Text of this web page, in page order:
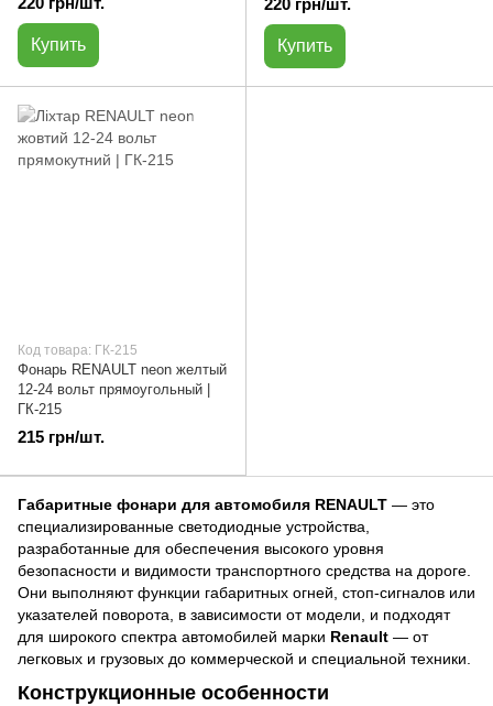
Купить Купить
Код товара: ГК-215
Фонарь RENAULT neon желтый
12-24 вольт прямоугольный |
ГК-215
215 грн/шт.
Габаритные фонари для автомобиля RENAULT — это
специализированные светодиодные устройства,
разработанные для обеспечения высокого уровня
безопасности и видимости транспортного средства на дороге.
Они выполняют функции габаритных огней, стоп-сигналов или
указателей поворота, в зависимости от модели, и подходят
для широкого спектра автомобилей марки Renault — от
легковых и грузовых до коммерческой и специальной техники.
Конструкционные особенности